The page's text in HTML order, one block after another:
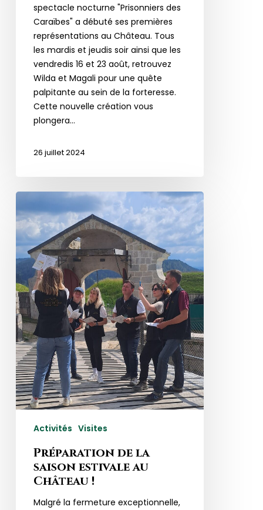
spectacle nocturne "Prisonniers des
Caraïbes" a débuté ses premières
représentations au Château. Tous
les mardis et jeudis soir ainsi que les
vendredis 16 et 23 août, retrouvez
Wilda et Magali pour une quête
palpitante au sein de la forteresse.
Cette nouvelle création vous
plongera…
26 juillet 2024
Préparation
de
saison
estivale
au
Château
!
Activités Visites
Préparation de la
saison estivale au
Château !
Malgré la fermeture exceptionnelle,